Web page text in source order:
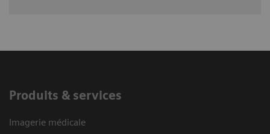
Produits & services
Imagerie médicale